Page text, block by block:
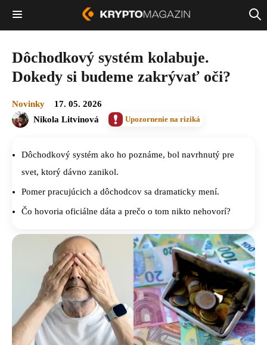
Dôchodkový systém kolabuje.
Dokedy si budeme zakrývať oči?
Novinky
17. 05. 2026
Nikola Litvinová
Upozornenie na riziká
Dôchodkový systém ako ho poznáme, bol navrhnutý pre
svet, ktorý dávno zanikol.
Pomer pracujúcich a dôchodcov sa dramaticky mení.
Čo hovoria oficiálne dáta a prečo o tom nikto nehovorí?